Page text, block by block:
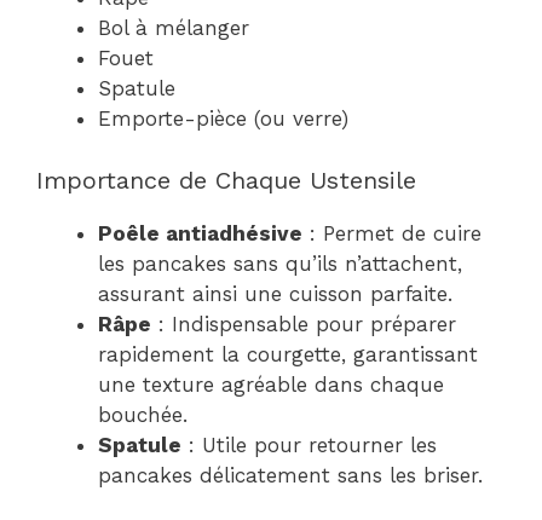
Bol à mélanger
Fouet
Spatule
Emporte-pièce (ou verre)
Importance de Chaque Ustensile
Poêle antiadhésive : Permet de cuire
les pancakes sans qu’ils n’attachent,
assurant ainsi une cuisson parfaite.
Râpe : Indispensable pour préparer
rapidement la courgette, garantissant
une texture agréable dans chaque
bouchée.
Spatule : Utile pour retourner les
pancakes délicatement sans les briser.